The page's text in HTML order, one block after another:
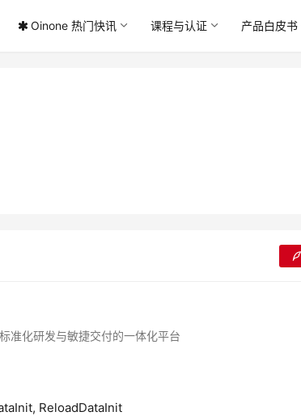
Oinone 热门快讯 课程与认证 产品白皮书
准化研发与敏捷交付的一体化平台
ReloadDataInit